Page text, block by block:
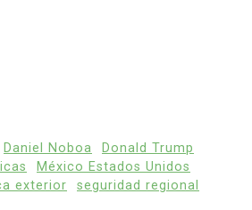
Daniel Noboa
Donald Trump
México Estados Unidos
exterior seguridad regional